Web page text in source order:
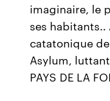
imaginaire, le
ses
catatonique
Asylum, luttant
PAYS DE LA